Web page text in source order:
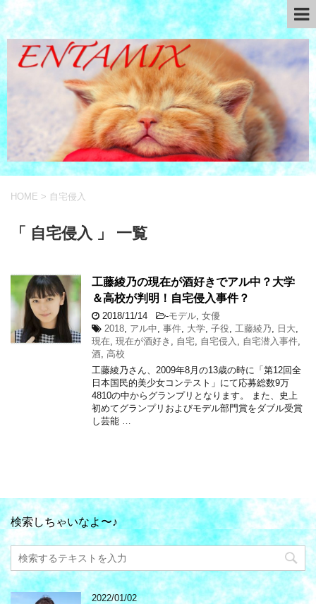
HOME > 自宅侵入
「 自宅侵入 」 一覧
工藤綾乃の現在が酒好きでアル中？大学
＆高校が判明！自宅侵入事件？
2018/11/14 -モデル 女優
2018 アル中 事件 大学 子役 工藤綾乃 日大
現在 現在が酒好き 自宅 自宅侵入 自宅潜入事件
酒 高校
工藤綾乃さん、2009年8月の13歳の時に「第12回全
日本国民的美少女コンテスト」にて応募総数9万
4810の中からグランプリとなります。 また、史上
初めてグランプリおよびモデル部門賞をダブル受賞
し芸能 …
検索しちゃいなよ〜♪
2022/01/02